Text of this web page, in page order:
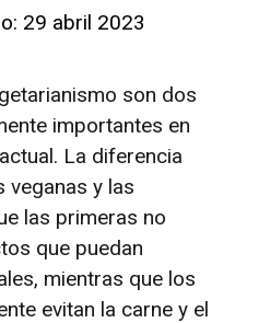
29 abril 2023
son dos
importantes en
La diferencia
veganas y las
las primeras no
que puedan
mientras que los
evitan la carne y el